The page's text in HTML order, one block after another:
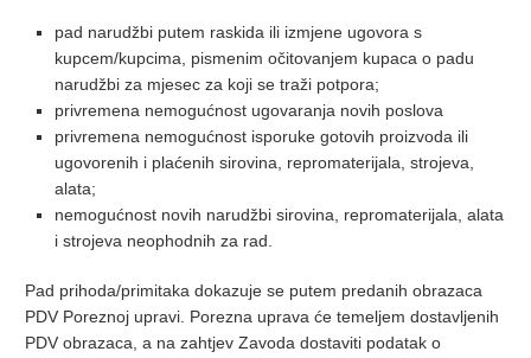
pad narudžbi putem raskida ili izmjene ugovora s
kupcem/kupcima, pismenim očitovanjem kupaca o padu
narudžbi za mjesec za koji se traži potpora;
privremena nemogućnost ugovaranja novih poslova
privremena nemogućnost isporuke gotovih proizvoda ili
ugovorenih i plaćenih sirovina, repromaterijala, strojeva,
alata;
nemogućnost novih narudžbi sirovina, repromaterijala, alata
i strojeva neophodnih za rad.
Pad prihoda/primitaka dokazuje se putem predanih obrazaca
PDV Poreznoj upravi. Porezna uprava će temeljem dostavljenih
PDV obrazaca, a na zahtjev Zavoda dostaviti podatak o